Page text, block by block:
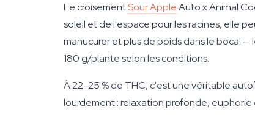
Le croisementSour AppleAuto x Animal
soleil et de l'espace pour les racines, elle
manucurer et plus de poids dans le bocal
180 g/plante selon les conditions.
À 22–25 % de THC, c'est une véritable
lourdement : relaxation profonde,